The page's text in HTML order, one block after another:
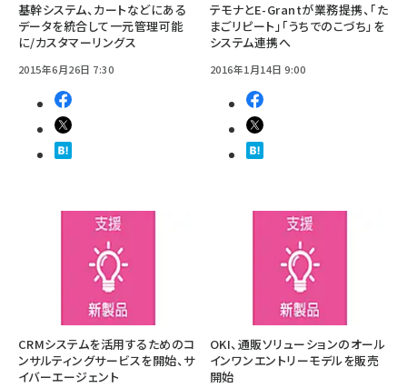
基幹システム、カートなどにある
データを統合して一元管理可能
に/カスタマーリングス
2015年6月26日 7:30
テモナとE-Grantが業務提携、「た
まごリピート」「うちでのこづち」を
システム連携へ
2016年1月14日 9:00
CRMシステムを活用するためのコ
ンサルティングサービスを開始、サ
イバーエージェント
OKI、通販ソリューションのオール
インワンエントリーモデルを販売
開始